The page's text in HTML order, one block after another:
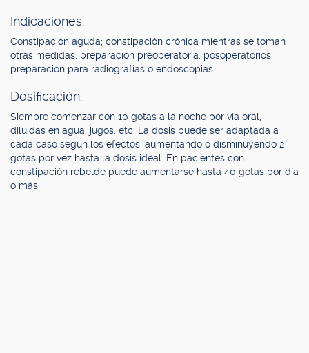
Indicaciones.
Constipación aguda; constipación crónica mientras se toman
otras medidas; preparación preoperatoria; posoperatorios;
preparación para radiografías o endoscopias.
Dosificación.
Siempre comenzar con 10 gotas a la noche por vía oral,
diluidas en agua, jugos, etc. La dosis puede ser adaptada a
cada caso según los efectos, aumentando o disminuyendo 2
gotas por vez hasta la dosis ideal. En pacientes con
constipación rebelde puede aumentarse hasta 40 gotas por día
o más.